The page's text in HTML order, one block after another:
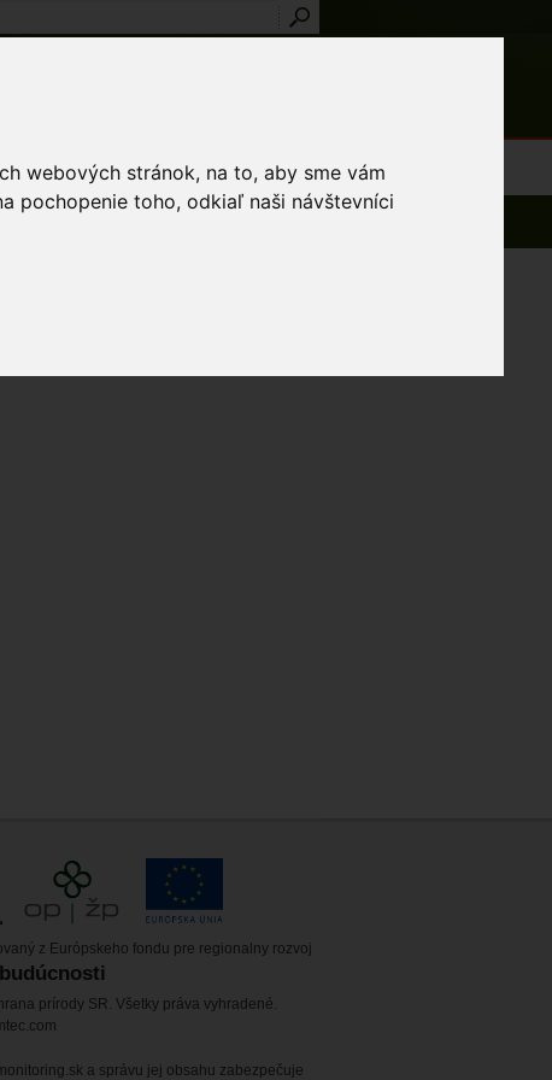
webových stránok, na to, aby sme vám
pochopenie toho, odkiaľ naši návštevníci
a výnimky
z Európskeho fondu pre regionalny rozvoj
prírody SR. Všetky práva vyhradené.
a správu jej obsahu zabezpečuje